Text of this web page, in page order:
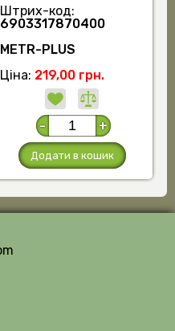
Штрих-код:
6903317870400
METR-PLUS
Ціна: 219,00 грн.
- +
Додати в кошик